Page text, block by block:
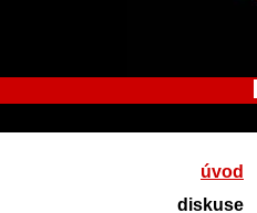
úvod
diskuse